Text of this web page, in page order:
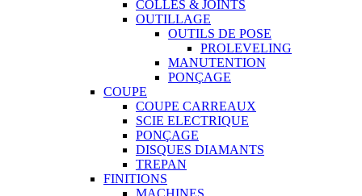
COLLES & JOINTS
OUTILLAGE
OUTILS DE POSE
PROLEVELING
MANUTENTION
PONÇAGE
COUPE
COUPE CARREAUX
SCIE ELECTRIQUE
PONÇAGE
DISQUES DIAMANTS
TREPAN
FINITIONS
MACHINES